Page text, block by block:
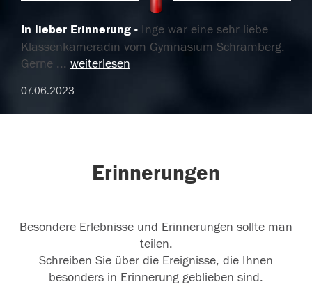
In lieber Erinnerung
Inge war eine sehr liebe
Klassenkameradin vom Gymnasium Schramberg.
Gerne ... weiterlesen
07.06.2023
Erinnerungen
Besondere Erlebnisse und Erinnerungen sollte man
teilen.
Schreiben Sie über die Ereignisse, die Ihnen
besonders in Erinnerung geblieben sind.